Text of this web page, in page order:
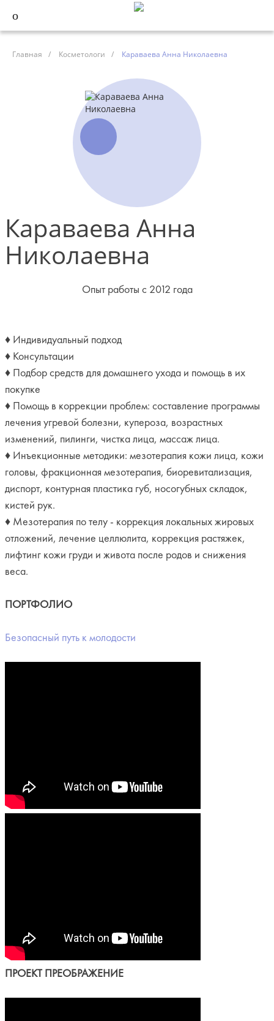
Главная / Косметологи / Караваева Анна Николаевна
Караваева Анна
Николаевна
Опыт работы с 2012 года
♦ Индивидуальный подход
♦ Консультации
♦ Подбор средств для домашнего ухода и помощь в их
покупке
♦ Помощь в коррекции проблем: составление программы
лечения угревой болезни, купероза, возрастных
изменений, пилинги, чистка лица, массаж лица.
♦ Инъекционные методики: мезотерапия кожи лица, кожи
головы, фракционная мезотерапия, биоревитализация,
диспорт, контурная пластика губ, носогубных складок,
кистей рук.
♦ Мезотерапия по телу - коррекция локальных жировых
отложений, лечение целлюлита, коррекция растяжек,
лифтинг кожи груди и живота после родов и снижения
веса.
ПОРТФОЛИО
Безопасный путь к молодости
ПРОЕКТ ПРЕОБРАЖЕНИЕ